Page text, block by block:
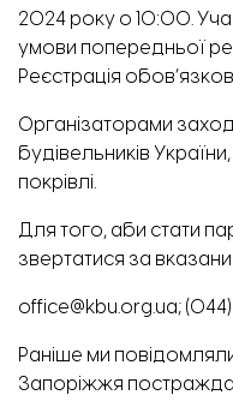
2024 року о 10:00.
умови попередньої
Реєстрація
Організаторами
будівельників
покрівлі.
Для того, аби стати
звертатися за
office@kbu.org.ua;
Раніше ми
Запоріжжя